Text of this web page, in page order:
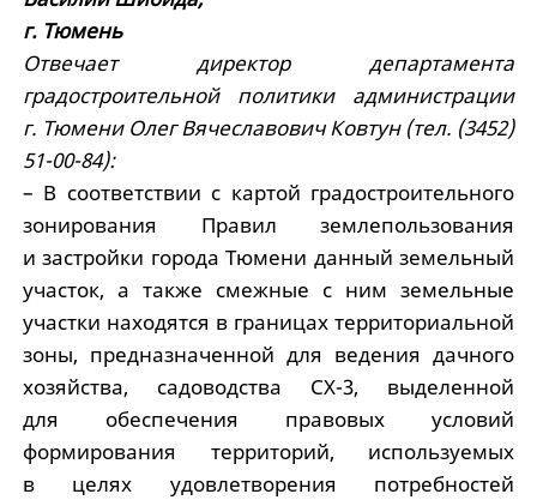
г. Тюмень
Отвечает директор департамента
градостроительной политики администрации
г. Тюмени Олег Вячеславович Ковтун (тел. (3452)
51-00-84):
– В соответствии с картой градостроительного
зонирования Правил землепользования
и застройки города Тюмени данный земельный
участок, а также смежные с ним земельные
участки находятся в границах территориальной
зоны, предназначенной для ведения дачного
хозяйства, садоводства СХ-3, выделенной
для обеспечения правовых условий
формирования территорий, используемых
в целях удовлетворения потребностей